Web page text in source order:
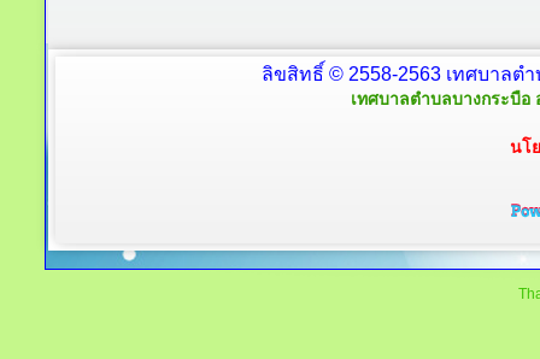
ลิขสิทธิ์ © 2558-2563 เทศบาลต
เทศบาลตำบลบางกระบือ
นโ